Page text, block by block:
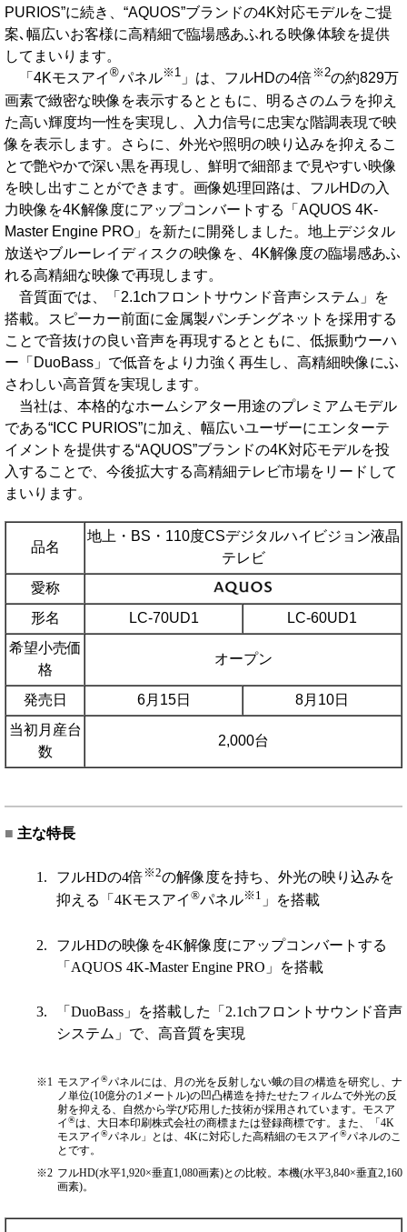
PURIOS”に続き、“AQUOS”ブランドの4K対応モデルをご提
案､幅広いお客様に高精細で臨場感あふれる映像体験を提供
してまいります。
「4Kモスアイ ®パネル※1 」は、フルHDの4倍 ※2の約829万
画素で緻密な映像を表示するとともに、明るさのムラを抑え
た高い輝度均一性を実現し、入力信号に忠実な階調表現で映
像を表示します。さらに、外光や照明の映り込みを抑えるこ
とで艶やかで深い黒を再現し、鮮明で細部まで見やすい映像
を映し出すことができます。画像処理回路は、フルHDの入
力映像を4K解像度にアップコンバートする「AQUOS 4K-
Master Engine PRO」を新たに開発しました。地上デジタル
放送やブルーレイディスクの映像を、4K解像度の臨場感あふ
れる高精細な映像で再現します。
音質面では、「2.1chフロントサウンド音声システム」を
搭載。スピーカー前面に金属製パンチングネットを採用する
ことで音抜けの良い音声を再現するとともに、低振動ウーハ
ー「DuoBass」で低音をより力強く再生し、高精細映像にふ
さわしい高音質を実現します。
当社は、本格的なホームシアター用途のプレミアムモデル
である“ICC PURIOS”に加え、幅広いユーザーにエンターテ
イメントを提供する“AQUOS”ブランドの4K対応モデルを投
入することで、今後拡大する高精細テレビ市場をリードして
まいります。
品名
地上・BS・110度CSデジタルハイビジョン液晶
テレビ
愛称
形名
LC-70UD1
LC-60UD1
希望小売価
格
オープン
発売日 6月15日
8月10日
当初月産台
数
2,000台
■ 主な特長
1. フルHDの4倍 ※2の解像度を持ち、外光の映り込みを
抑える「4Kモスアイ ®パネル※1 」を搭載
2.
フルHDの映像を4K解像度にアップコンバートする
「AQUOS 4K-Master Engine PRO」を搭載
3.
「DuoBass」を搭載した「2.1chフロントサウンド音声
システム」で、高音質を実現
※1 モスアイ®パネルには、月の光を反射しない蛾の目の構造を研究し、ナ
ノ単位(10億分の1メートル)の凹凸構造を持たせたフィルムで外光の反
射を抑える、自然から学び応用した技術が採用されています。モスア
イ®は、大日本印刷株式会社の商標または登録商標です。また、「4K
モスアイ®パネル」とは、4Kに対応した高精細のモスアイ®パネルのこ
とです。
※2 フルHD(水平1,920×垂直1,080画素)との比較。本機(水平3,840×垂直2,160
画素)。